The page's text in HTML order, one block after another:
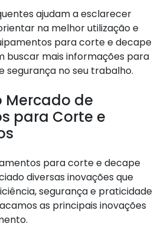
ajudam a esclarecer
na melhor utilização e
para corte e decape
buscar mais informações para
segurança no seu trabalho.
Mercado de
para Corte e
para corte e decape
diversas inovações que
segurança e praticidade
as principais inovações